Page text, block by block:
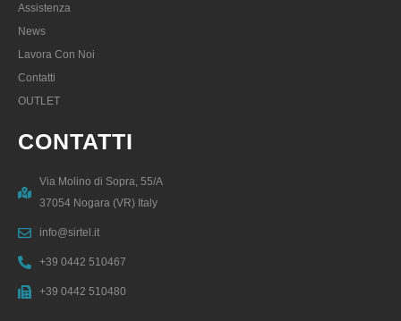
Assistenza
News
Lavora Con Noi
Contatti
OUTLET
CONTATTI
Via Molino di Sopra, 55/A
37054 Nogara (VR) Italy
info@sirtel.it
+39 0442 510467
+39 0442 510480